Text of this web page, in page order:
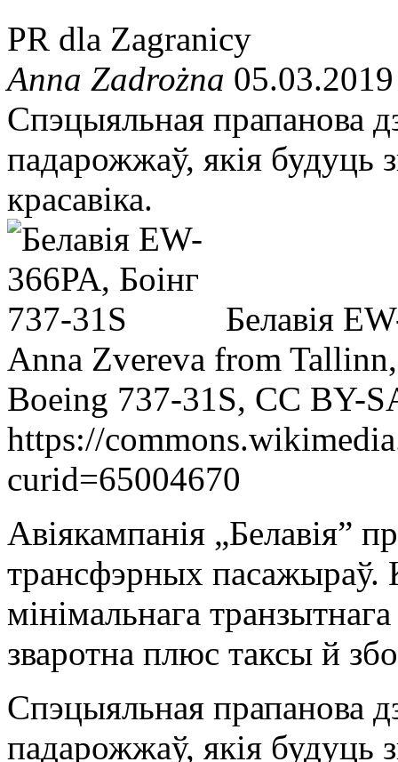
PR dla Zagranicy
Anna Zadrożna
Спэцыяльная прапанова
падарожжаў, якія будуць
красавіка.
Белавія
Anna Zvereva from
Boeing 737-31S, CC BY-
https://
curid=65004670
Авіякампанія „Белавія”
трансфэрных пасажыраў.
мінімальнага
зваротна плюс таксы й
Спэцыяльная прапанова
падарожжаў, якія будуць